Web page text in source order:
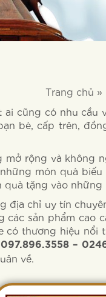
Trang chủ »
ai cũng có nhu
bè, cấp trên,
mở rộng và
món quà
tặng vào những
địa chỉ uy tín
sản phẩm cao
có thương hiệu
097.896.3558 –
về.